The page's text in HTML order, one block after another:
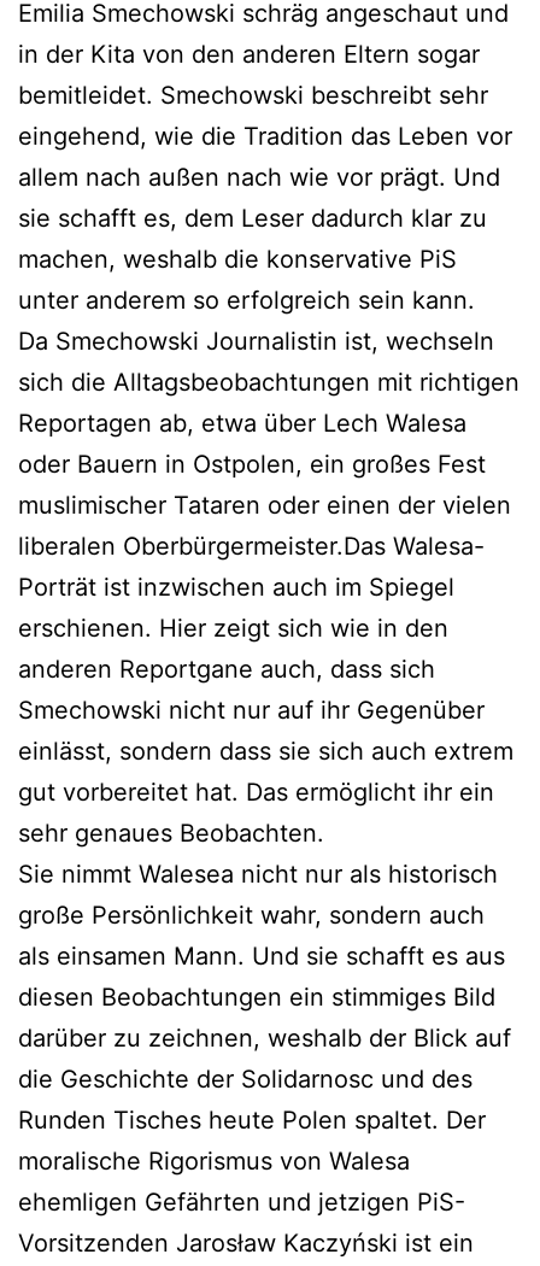
Emilia Smechowski schräg angeschaut und
in der Kita von den anderen Eltern sogar
bemitleidet. Smechowski beschreibt sehr
eingehend, wie die Tradition das Leben vor
allem nach außen nach wie vor prägt. Und
sie schafft es, dem Leser dadurch klar zu
machen, weshalb die konservative PiS
unter anderem so erfolgreich sein kann.
Da Smechowski Journalistin ist, wechseln
sich die Alltagsbeobachtungen mit richtigen
Reportagen ab, etwa über Lech Walesa
oder Bauern in Ostpolen, ein großes Fest
muslimischer Tataren oder einen der vielen
liberalen Oberbürgermeister.Das Walesa-
Porträt ist inzwischen auch im Spiegel
erschienen. Hier zeigt sich wie in den
anderen Reportgane auch, dass sich
Smechowski nicht nur auf ihr Gegenüber
einlässt, sondern dass sie sich auch extrem
gut vorbereitet hat. Das ermöglicht ihr ein
sehr genaues Beobachten.
Sie nimmt Walesea nicht nur als historisch
große Persönlichkeit wahr, sondern auch
als einsamen Mann. Und sie schafft es aus
diesen Beobachtungen ein stimmiges Bild
darüber zu zeichnen, weshalb der Blick auf
die Geschichte der Solidarnosc und des
Runden Tisches heute Polen spaltet. Der
moralische Rigorismus von Walesa
ehemligen Gefährten und jetzigen PiS-
Vorsitzenden Jarosław Kaczyński ist ein